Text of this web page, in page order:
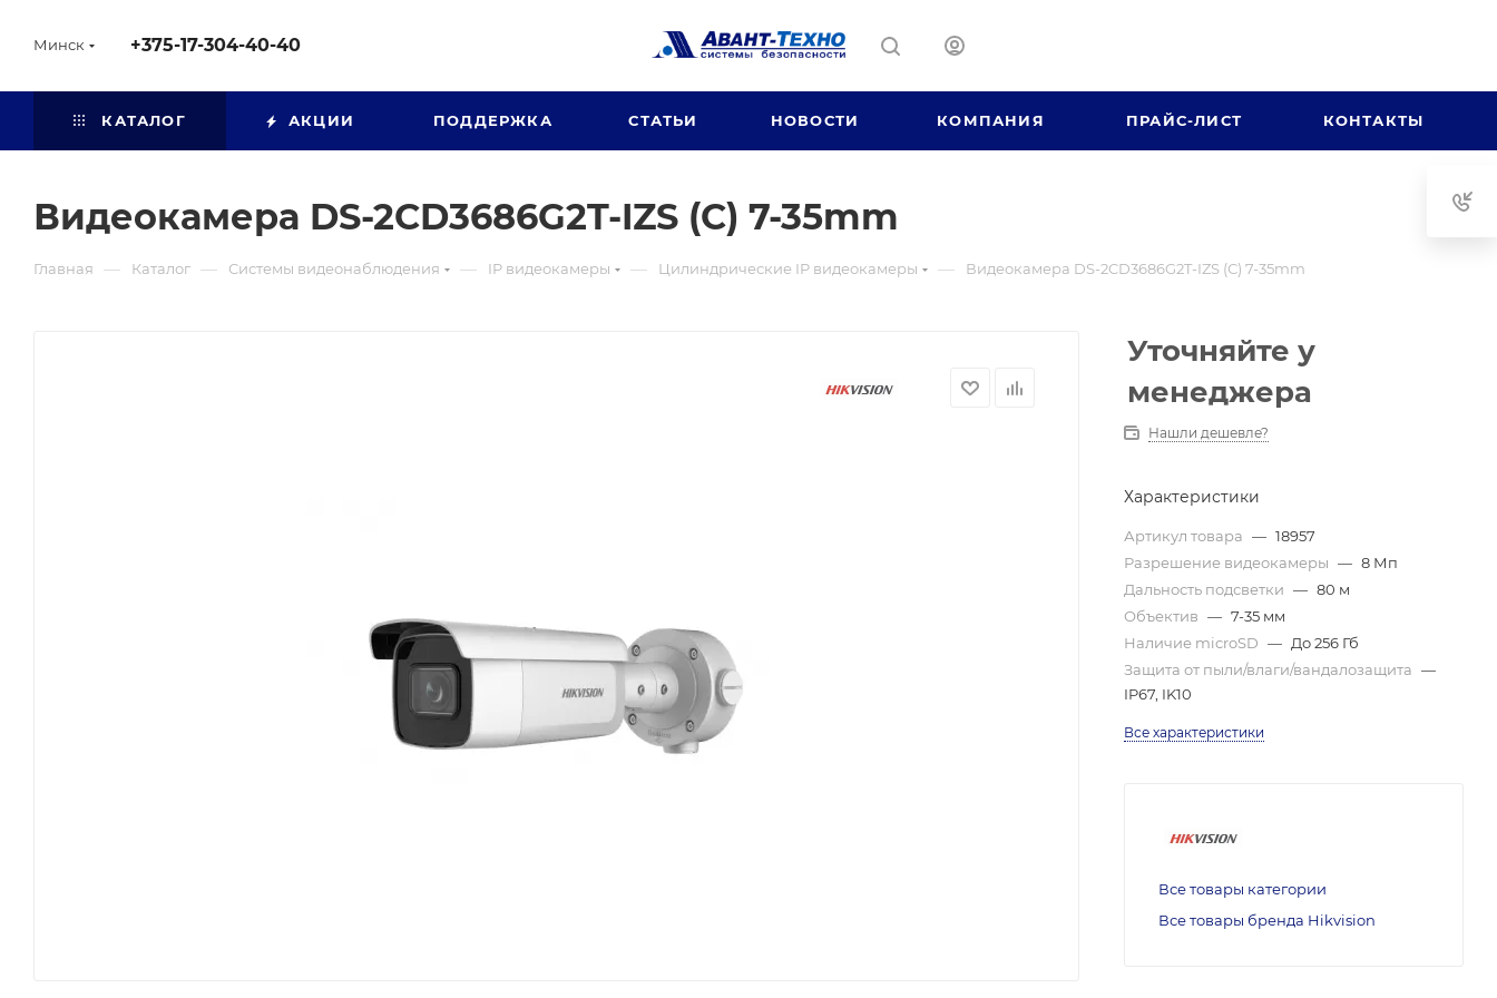
Минск +375-17-304-40-40
КАТАЛОГ АКЦИИ ПОДДЕРЖКА СТАТЬИ НОВОСТИ КОМПАНИЯ ПРАЙС-ЛИСТ КОНТАКТЫ
Видеокамера DS-2CD3686G2T-IZS (С) 7-35mm
Главная — Каталог — Системы видеонаблюдения — IP видеокамеры — Цилиндрические IP видеокамеры — Видеокамера DS-2CD3686G2T-IZS (С) 7-35mm
Уточняйте у
менеджера
Нашли дешевле?
Характеристики
Артикул товара — 18957
Разрешение видеокамеры — 8 Мп
Дальность подсветки — 80 м
Объектив — 7-35 мм
Наличие microSD — До 256 Гб
Защита от пыли/влаги/вандалозащита —
IP67, IK10
Все характеристики
Все товары категории
Все товары бренда Hikvision